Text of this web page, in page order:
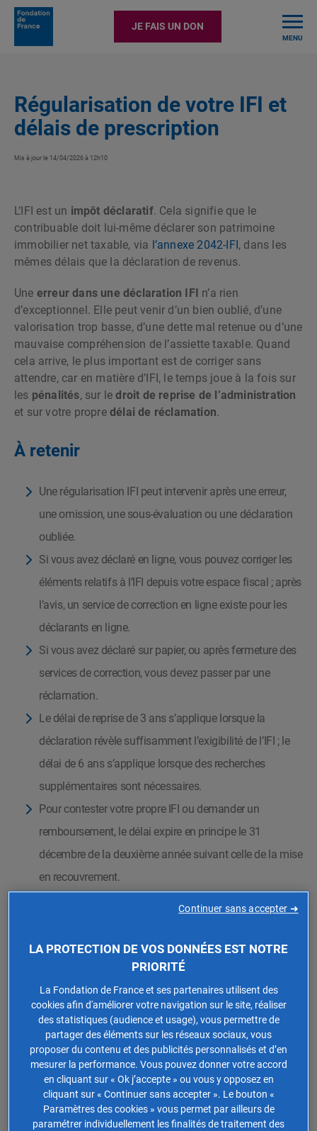
JE FAIS UN DON
MENU
Régularisation de votre IFI et
délais de prescription
Mis à jour le 14/04/2026 à 12h10
L’IFI est un impôt déclaratif. Cela signifie que le
contribuable doit lui-même déclarer son patrimoine
immobilier net taxable, via l’annexe 2042-IFI, dans les
mêmes délais que la déclaration de revenus.
Une erreur dans une déclaration IFI n’a rien
d’exceptionnel. Elle peut venir d’un bien oublié, d’une
valorisation trop basse, d’une dette mal retenue ou d’une
mauvaise compréhension de l’assiette taxable. Quand
cela arrive, le plus important est de corriger sans
attendre, car en matière d’IFI, le temps joue à la fois sur
les pénalités, sur ledroit de reprise de l’administration
et sur votre propre délai de réclamation.
À retenir
Une régularisation IFI peut intervenir après une erreur,
une omission, une sous-évaluation ou une déclaration
oubliée.
Si vous avez déclaré en ligne, vous pouvez corriger les
éléments relatifs à l’IFI depuis votre espace fiscal ; après
l’avis, un service de correction en ligne existe pour les
déclarants en ligne.
Si vous avez déclaré sur papier, ou après fermeture des
services de correction, vous devez passer par une
réclamation.
Le délai de reprise de 3 ans s’applique lorsque la
déclaration révèle suffisamment l’exigibilité de l’IFI ; le
délai de 6 ans s’applique lorsque des recherches
supplémentaires sont nécessaires.
Pour contester votre propre IFI ou demander un
remboursement, le délai expire en principe le 31
décembre de la deuxième année suivant celle de la mise
en recouvrement.
majorations de 10 %, 40 % ou 80 % selon la situation.
Procédure de régularisation de l'IFI
Pourrégulariser votre IFI, vous devez soumettre une
déclaration rectificativeaccompagnée du paiement de
l’impôt dû, y compris les intérêts de retard et les
pénalités applicables.
En pratique, la régularisation passe généralement par
les étapes suivantes :
LA PROTECTION DE VOS DONNÉES EST NOTRE
PRIORITÉ
La Fondation de France et ses partenaires utilisent des
cookies afin d'améliorer votre navigation sur le site, réaliser
des statistiques (audience et usage), vous permettre de
partager des éléments sur les réseaux sociaux, vous
proposer du contenu et des publicités personnalisés et d’en
mesurer la performance. Vous pouvez donner votre accord
en cliquant sur « Ok j’accepte » ou vous y opposez en
cliquant sur « Continuer sans accepter ». Le bouton «
Paramètres des cookies » vous permet par ailleurs de
paramétrer individuellement les finalités de traitement des
Continuer sans accepter ➜